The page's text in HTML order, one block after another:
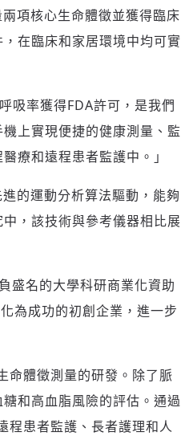
項核心生命體徵並獲得臨床
在臨床和家居環境中均可實
吸率獲得FDA許可，是我們
上實現便捷的健康測量、監
療和遠程患者監護中。」
的運動分析算法驅動，能夠
，該技術與參考儀器相比展
盛名的大學科研商業化資助
為成功的初創企業，進一步
體徵測量的研發。除了脈
和高血脂風險的評估。通過
患者監護、長者護理和人